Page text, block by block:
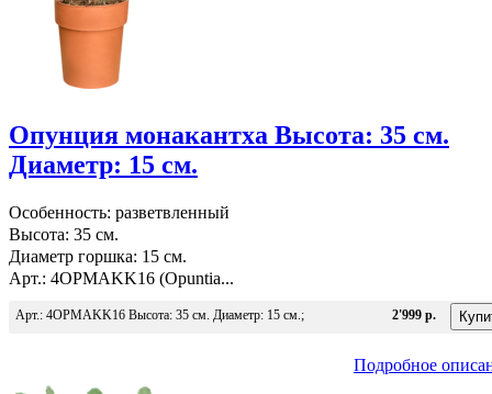
Опунция монакантха Высота: 35 см.
Диаметр: 15 см.
Особенность: разветвленный
Высота: 35 см.
Диаметр горшка: 15 см.
Арт.: 4OPMAKK16 (Opuntia...
Арт.: 4OPMAKK16 Высота: 35 см. Диаметр: 15 см.; 2'999 р.
Подробное